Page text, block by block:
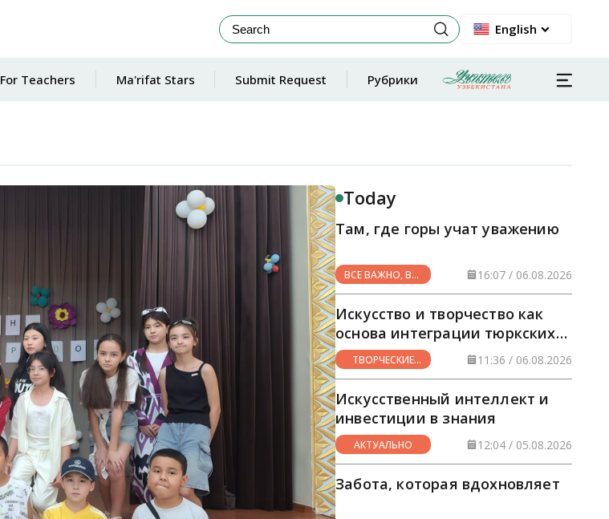
English
For Teachers Ma'rifat Stars Submit Request Рубрики
Today
Там, где горы учат уважению
ВСЕ ВАЖНО, ВСЕ
НУЖНО
16:07 / 06.08.2026
Искусство и творчество как
основа интеграции тюркских
стран
ТВОРЧЕСКИЕ
ГОРИЗОНТЫ
11:36 / 06.08.2026
Искусственный интеллект и
инвестиции в знания
АКТУАЛЬНО 12:04 / 05.08.2026
Забота, которая вдохновляет